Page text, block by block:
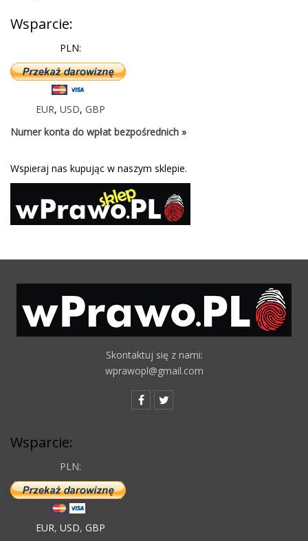
Wsparcie:
PLN:
EUR, USD, GBP
Numer konta do wpłat bezpośrednich »
Wspieraj nas kupując w naszym sklepie.
Skontaktuj się z nami:
wprawopl@gmail.com
Wsparcie:
PLN:
EUR, USD, GBP